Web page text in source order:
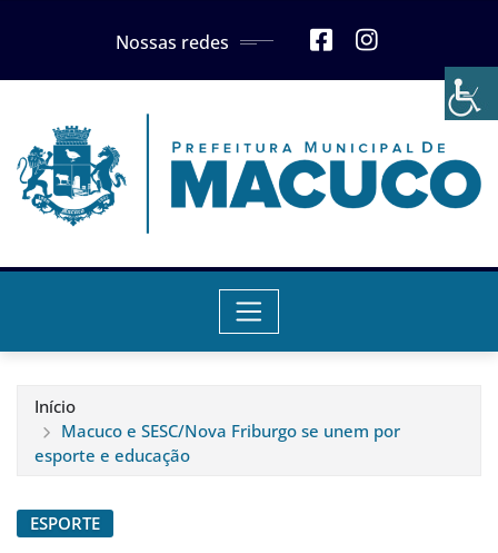
Nossas redes
Início
Macuco e SESC/Nova Friburgo se unem por
esporte e educação
ESPORTE